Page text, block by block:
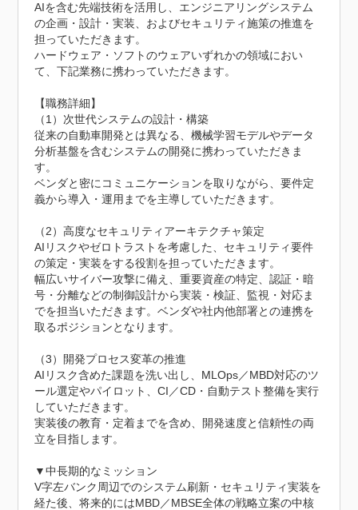
AIを含む先端技術を活用し、エンジニアリングシステム
の企画・設計・実装、およびセキュリティ施策の推進を
担っていただきます。
ハードウェア・ソフトのウェアいずれかの領域におい
て、下記業務に携わっていただきます。
【職務詳細】
（1）次世代システムの設計・構築
従来の自動車開発とは異なる、機械学習モデルやデータ
分析基盤を含むシステムの開発に携わっていただきま
す。
ベンダと密にコミュニケーションを取りながら、要件定
義から導入・運用までを主導していただきます。
（2）高度なセキュリティアーキテクチャ策定
AIリスクやゼロトラストを考慮した、セキュリティ要件
の策定・実装をする役割を担っていただきます。
幅広いサイバー攻撃に備え、重要資産の特定、認証・暗
号・分離などの制御設計から実装・検証、監視・対応ま
でを担当いただきます。ベンダや社内他部署との連携を
取るポジションとなります。
（3）開発プロセス変革の推進
AIリスク含めた課題を洗い出し、MLOps／MBD対応のツ
ール選定やパイロット、CI／CD・自動テスト整備を実行
していただきます。
実装後の教育・定着までを含め、開発速度と信頼性の両
立を目指します。
▼中長期的なミッション
V字左バンク周辺でのシステム刷新・セキュリティ実装を
経た後、将来的にはMBD／MBSE全体の戦略立案の中核